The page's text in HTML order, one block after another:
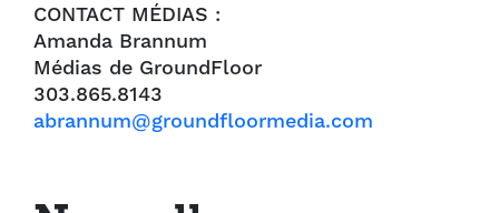
CONTACT MÉDIAS :
Amanda Brannum
Médias de GroundFloor
303.865.8143
abrannum@groundfloormedia.com